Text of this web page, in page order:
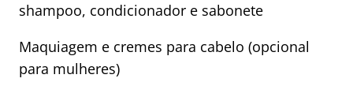
shampoo, condicionador e sabonete
Maquiagem e cremes para cabelo (opcional
para mulheres)